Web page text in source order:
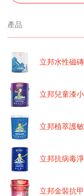
產品
立邦水性磁
立邦兒童漆
立邦植萃護
立邦抗病毒
立邦金裝抗